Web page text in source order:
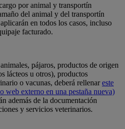
por animal y transportín
del animal y del transportín
en todos los casos, incluso
facturado.
pájaros, productos de origen
lácteos u otros), productos
o vacunas, deberá rellenareste
web externo en una pestaña nueva)
además de la documentación
y servicios veterinarios.